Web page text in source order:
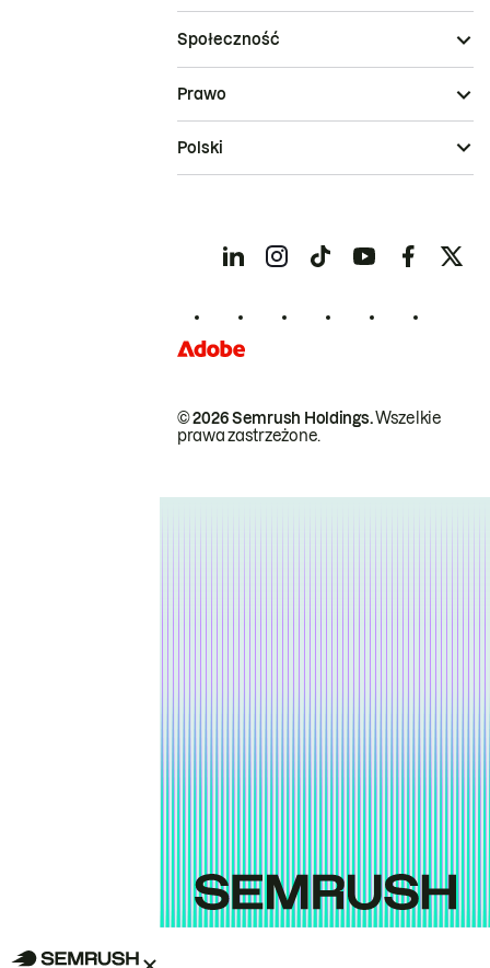
Społeczność
© 2026 Semrush Holdings.Wszelkie
prawa zastrzeżone.
Prawo
Polski